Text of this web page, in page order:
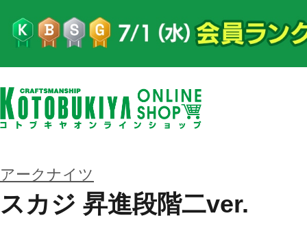
アークナイツ
スカジ 昇進段階二ver.